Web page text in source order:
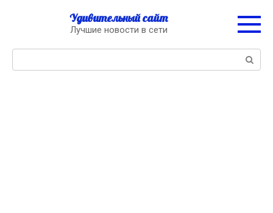
Удивительный сайт
Лучшие новости в сети